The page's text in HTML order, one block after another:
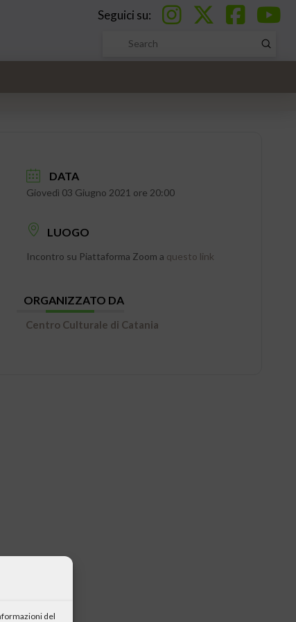
del
Seguici su:
Search
Submit
DATA
Giovedì 03 Giugno 2021 ore 20:00
LUOGO
Incontro su Piattaforma Zoom a questo link
ORGANIZZATO DA
Centro Culturale di Catania